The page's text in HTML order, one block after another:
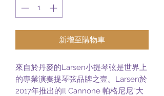
新增至購物車
來自於丹麥的Larsen小提琴弦是世界上
的專業演奏提琴弦品牌之壹。Larsen於
2017年推出的Il Cannone 帕格尼尼“大